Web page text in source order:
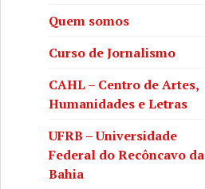
Quem somos
Curso de Jornalismo
CAHL – Centro de Artes,
Humanidades e Letras
UFRB – Universidade
Federal do Recôncavo da
Bahia